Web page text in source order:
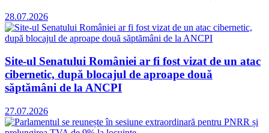
28.07.2026
Site-ul Senatului României ar fi fost vizat de un atac
cibernetic, după blocajul de aproape două
săptămâni de la ANCPI
27.07.2026